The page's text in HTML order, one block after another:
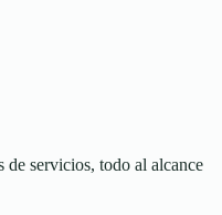
de servicios, todo al alcance